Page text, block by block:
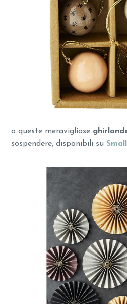
o queste meravigliose
sospendere,disponibili su